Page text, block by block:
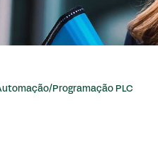
Programação PLC